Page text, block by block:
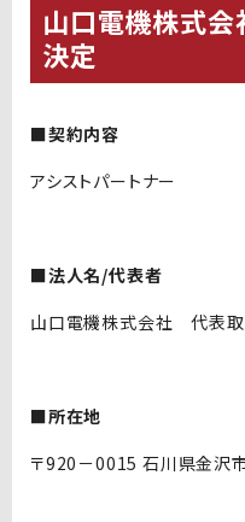
山口電機株式会
決定
■契約内容
アシストパートナー
■法人名/代表者
山口電機株式会社 代表
■所在地
〒920－0015 石川県金沢